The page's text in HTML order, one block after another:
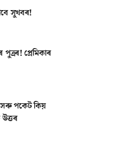
সুখবৰ!
প্ৰেমিকাৰ
পকেট কিয়